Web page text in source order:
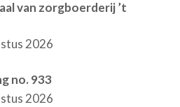
van zorgboerderij ’t
2026
no. 933
2026